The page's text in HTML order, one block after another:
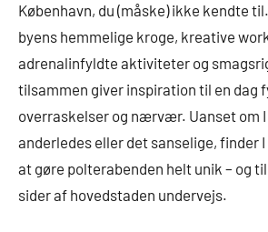
København, du (måske) ikke kendte
byens hemmelige kroge, kreative
adrenalinfyldte aktiviteter og
tilsammen giver inspiration til en dag
overraskelser og nærvær. Uanset om
anderledes eller det sanselige, finder
at gøre polterabenden helt unik – og
sider af hovedstaden undervejs.